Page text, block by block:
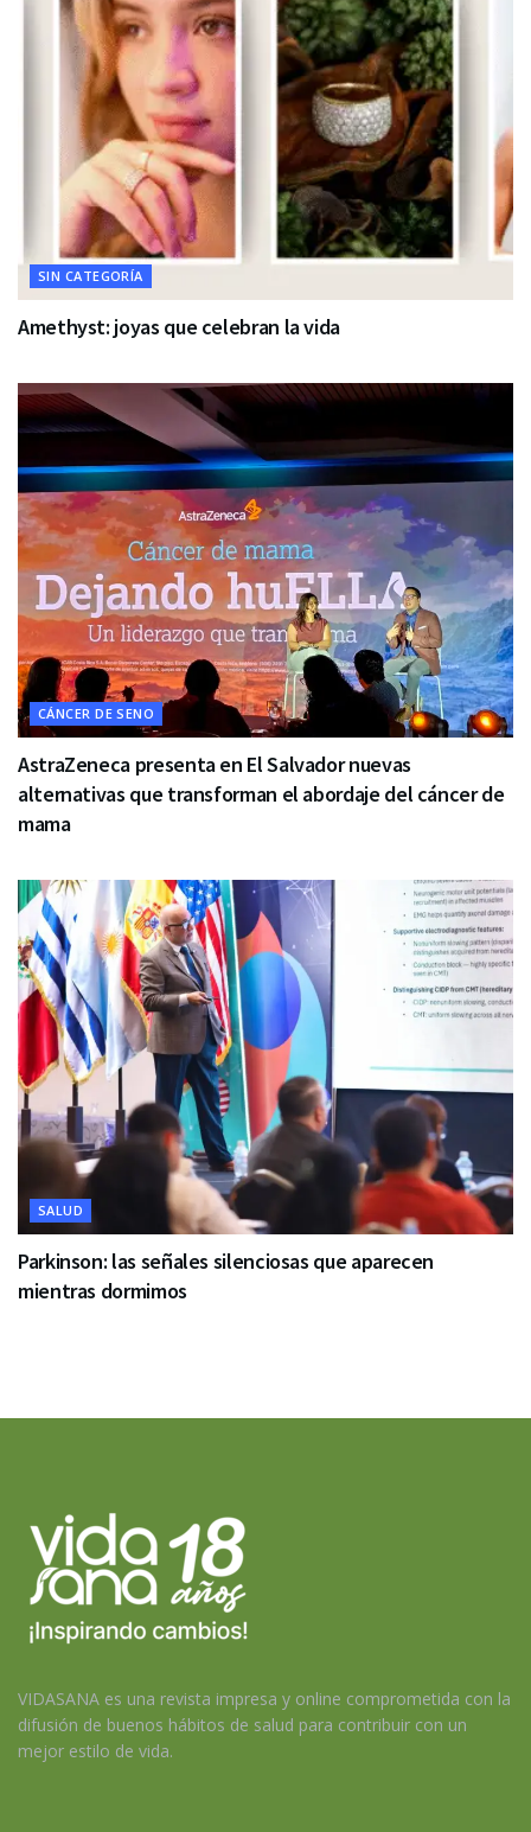
SIN CATEGORÍA
Amethyst: joyas que celebran la vida
CÁNCER DE SENO
AstraZeneca presenta en El Salvador nuevas
alternativas que transforman el abordaje del cáncer de
mama
SALUD
Parkinson: las señales silenciosas que aparecen
mientras dormimos
VIDASANA es una revista impresa y online comprometida con la
difusión de buenos hábitos de salud para contribuir con un
mejor estilo de vida.